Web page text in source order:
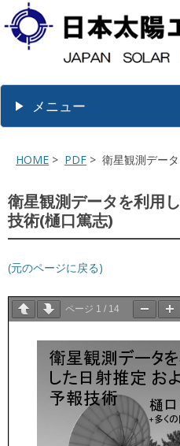
メニュー
HOME > PDF > 衛星観測デー
衛星観測データを利用
技術(樋口篤志)
(元のページに戻る)
ページ 1 / 14